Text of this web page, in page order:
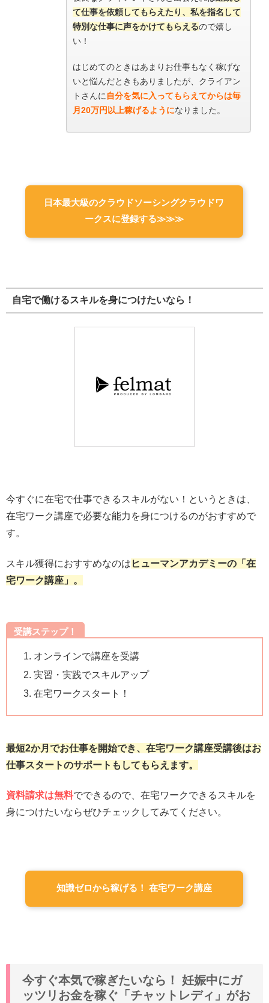
て仕事を依頼してもらえたり、私を指名して
特別な仕事に声をかけてもらえるので嬉し
い！
はじめてのときはあまりお仕事もなく稼げな
いと悩んだときもありましたが、クライアン
トさんに 自分を気に入ってもらえてからは毎
月20万円以上稼げるようになりました。
日本最大級のクラウドソーシングクラウドワ
ークスに登録する≫≫≫
自宅で働けるスキルを身につけたいなら！
今すぐに在宅で仕事できるスキルがない！というときは、
在宅ワーク講座で必要な能力を身につけるのがおすすめで
す。
スキル獲得におすすめなのは ヒューマンアカデミーの「在
宅ワーク講座」。
受講ステップ！
オンラインで講座を受講
実習・実践でスキルアップ
在宅ワークスタート！
最短2か月でお仕事を開始でき、在宅ワーク講座受講後はお
仕事スタートのサポートもしてもらえます。
資料請求は無料でできるので、在宅ワークできるスキルを
身につけたいならぜひチェックしてみてください。
知識ゼロから稼げる！ 在宅ワーク講座
今すぐ本気で稼ぎたいなら！ 妊娠中にガ
ッツリお金を稼ぐ「チャットレディ」がお